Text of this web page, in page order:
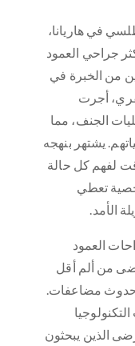
في هاريانا،
جراحي العمود
من الخبرة في
أجرت
الجنف، مما
يشتهر بنهجه
لفهم كل حالة
تعطي
الأمد.
العمود
من ألم أقل
حدوث مضاعفات.
الذين يبحثون